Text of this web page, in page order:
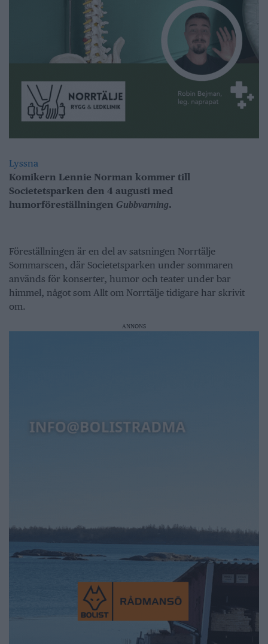
Lyssna
Komikern Lennie Norman kommer till
Societetsparken den 4 augusti med
humorföreställningen Gubbvarning.
Föreställningen är en del av satsningen Norrtälje
Sommarscen, där Societetsparken under sommaren
används för konserter, humor och teater under bar
himmel, något som Allt om Norrtälje tidigare har skrivit
om.
ANNONS